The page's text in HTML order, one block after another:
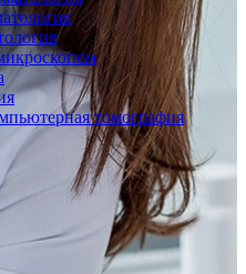
томография